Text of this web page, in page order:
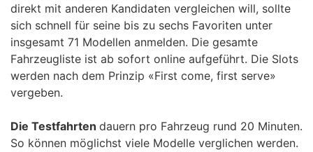
direkt mit anderen Kandidaten vergleichen will, sollte
sich schnell für seine bis zu sechs Favoriten unter
insgesamt 71 Modellen anmelden. Die gesamte
Fahrzeugliste ist ab sofort online aufgeführt. Die Slots
werden nach dem Prinzip «First come, first serve»
vergeben.
Die Testfahrten dauern pro Fahrzeug rund 20 Minuten.
So können möglichst viele Modelle verglichen werden.